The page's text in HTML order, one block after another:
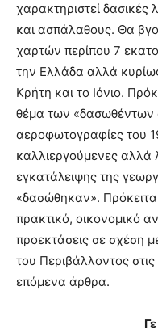
χαρακτηριστεί
και ασπάλαθους. Θα
χαρτών περίπου 7
την Ελλάδα αλλά
Κρήτη και το Ιόνιο.
θέμα των «δασωθέντων
αεροφωτογραφίες του
καλλιεργούμενες αλλά
εγκατάλειψης της
«δασώθηκαν».
πρακτικό, οικονομικό
προεκτάσεις σε σχέση
του Περιβάλλοντος
επόμενα άρθρα.